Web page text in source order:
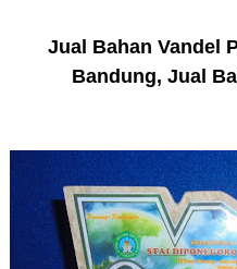
Jual Bahan Vandel
Bandung, Jual